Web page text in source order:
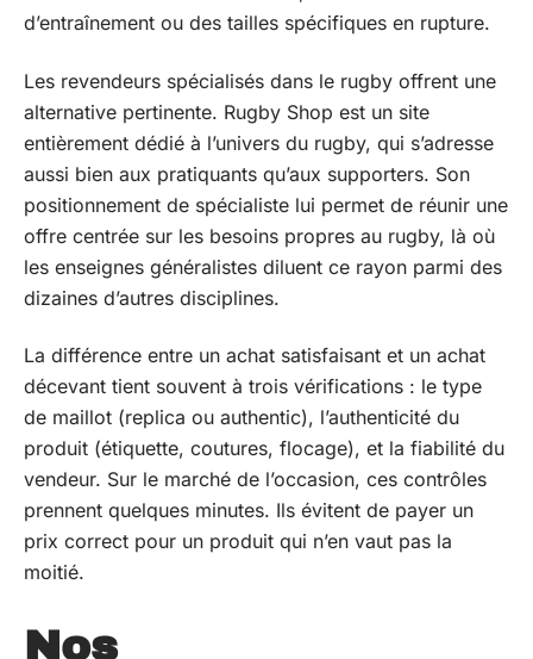
d’entraînement ou des tailles spécifiques en rupture.
Les revendeurs spécialisés dans le rugby offrent une
alternative pertinente. Rugby Shop est un site
entièrement dédié à l’univers du rugby, qui s’adresse
aussi bien aux pratiquants qu’aux supporters. Son
positionnement de spécialiste lui permet de réunir une
offre centrée sur les besoins propres au rugby, là où
les enseignes généralistes diluent ce rayon parmi des
dizaines d’autres disciplines.
La différence entre un achat satisfaisant et un achat
décevant tient souvent à trois vérifications : le type
de maillot (replica ou authentic), l’authenticité du
produit (étiquette, coutures, flocage), et la fiabilité du
vendeur. Sur le marché de l’occasion, ces contrôles
prennent quelques minutes. Ils évitent de payer un
prix correct pour un produit qui n’en vaut pas la
moitié.
Nos